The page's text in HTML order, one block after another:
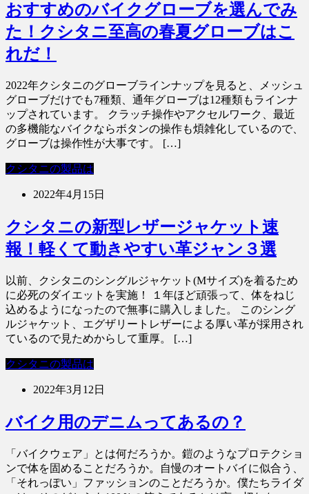
おすすめのバイクグローブを選んでみ
た！クシタニ至高の春夏グローブはこ
れだ！
2022年クシタニのグローブラインナップを見ると、メッシュ
グローブだけでも7種類、通年グローブは12種類もラインナ
ップされています。 クラッチ操作やアクセルワーク、最近
の多機能なバイクならボタンの操作も煩雑化しているので、
グローブは操作性が大事です。 […]
クシタニの製品は
2022年4月15日
クシタニの新型レザージャケット速
報！軽くて動きやすい革ジャン３選
以前、クシタニのシングルジャケット(Mサイズ)を着るため
に必死のダイエットを実施！ １年ほど頑張って、体をねじ
込めるようになったので無事に購入しました。 このシング
ルジャケット、エグザリートレザーによる厚い革が採用され
ているので見ためからして重厚。 […]
クシタニの製品は
2022年3月12日
バイク用のデニムってあるの？
「バイクウェア」とは何だろうか。鎧のようなプロテクショ
ンで体を固めることだろうか。自慢のオートバイに似合う、
「それっぽい」ファッションのことだろうか。僕たちライダ